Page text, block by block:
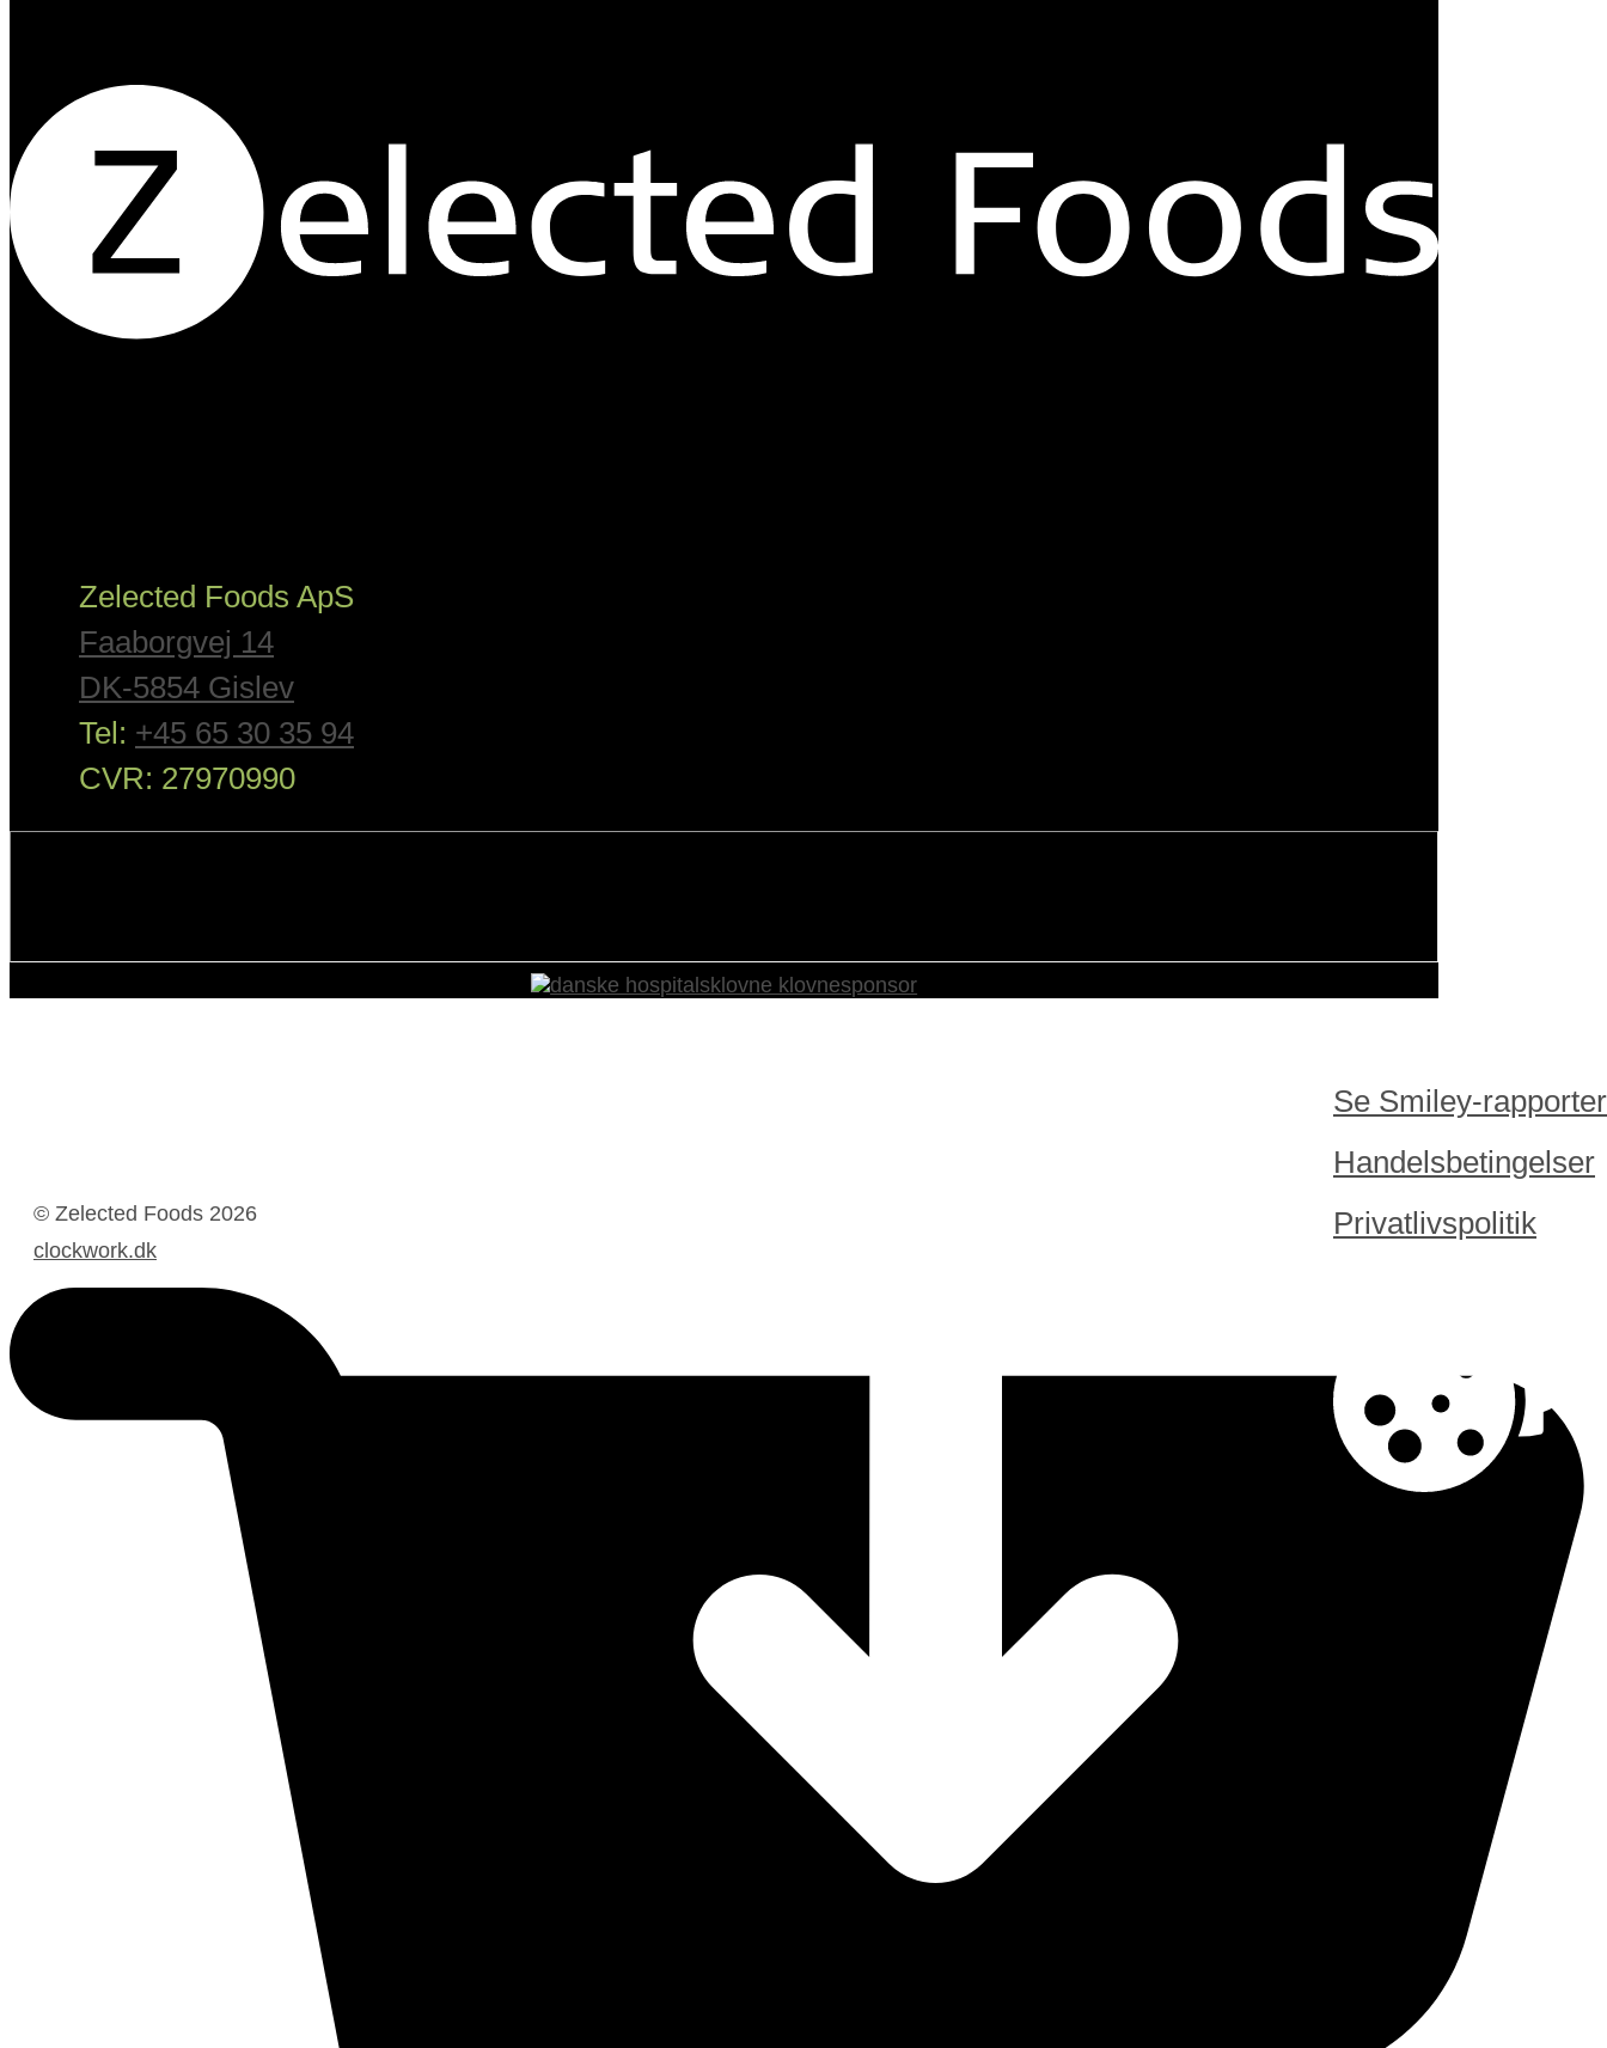
Zelected Foods ApS
Faaborgvej 14
DK-5854 Gislev
Tel: +45 65 30 35 94
CVR: 27970990
Se Smiley-rapporter
Handelsbetingelser
Privatlivspolitik
© Zelected Foods 2026
clockwork.dk